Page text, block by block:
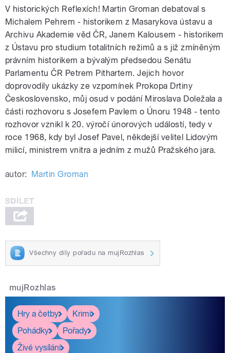
V historických Reflexích! Martin Groman debatoval s
Michalem Pehrem - historikem z Masarykova ústavu a
Archivu Akademie věd ČR, Janem Kalousem - historikem
z Ústavu pro studium totalitních režimů a s již zmíněným
právním historikem a bývalým předsedou Senátu
Parlamentu ČR Petrem Pithartem. Jejich hovor
doprovodily ukázky ze vzpomínek Prokopa Drtiny
Československo, můj osud v podání Miroslava Doležala a
části rozhovoru s Josefem Pavlem o Únoru 1948 - tento
rozhovor vznikl k 20. výročí únorových událostí, tedy v
roce 1968, kdy byl Josef Pavel, někdejší velitel Lidovým
milicí, ministrem vnitra a jedním z mužů Pražského jara.
autor: Martin Groman
Všechny díly pořadu na mujRozhlas
mujRozhlas
Hry a četby
Krimi
Pohádky
Pořady
Živé vysílání